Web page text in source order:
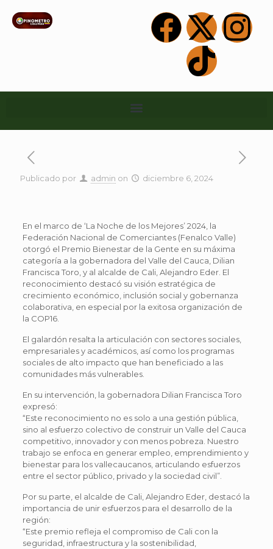
Publicado por admin on diciembre 6, 2024
En el marco de ‘La Noche de los Mejores’ 2024, la
Federación Nacional de Comerciantes (Fenalco Valle)
otorgó el Premio Bienestar de la Gente en su máxima
categoría a la gobernadora del Valle del Cauca, Dilian
Francisca Toro, y al alcalde de Cali, Alejandro Eder. El
reconocimiento destacó su visión estratégica de
crecimiento económico, inclusión social y gobernanza
colaborativa, en especial por la exitosa organización de
la COP16.
El galardón resalta la articulación con sectores sociales,
empresariales y académicos, así como los programas
sociales de alto impacto que han beneficiado a las
comunidades más vulnerables.
En su intervención, la gobernadora Dilian Francisca Toro
expresó:
“Este reconocimiento no es solo a una gestión pública,
sino al esfuerzo colectivo de construir un Valle del Cauca
competitivo, innovador y con menos pobreza. Nuestro
trabajo se enfoca en generar empleo, emprendimiento y
bienestar para los vallecaucanos, articulando esfuerzos
entre el sector público, privado y la sociedad civil”.
Por su parte, el alcalde de Cali, Alejandro Eder, destacó la
importancia de unir esfuerzos para el desarrollo de la
región:
“Este premio refleja el compromiso de Cali con la
seguridad, infraestructura y la sostenibilidad,